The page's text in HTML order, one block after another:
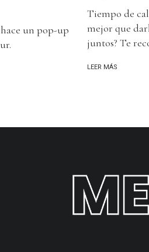
un pop-up
Tiempo de
mejor que
juntos? Te
LEER MÁS